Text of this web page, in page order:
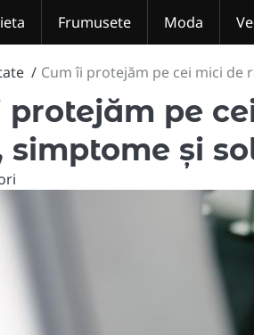
Frumusete Moda
Cum îi protejăm pe cei mici de
protejăm pe
simptome și